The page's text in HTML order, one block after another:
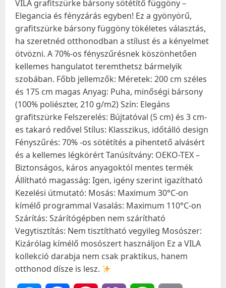
VILA grafitszürke bársony sötétítő függöny –
Elegancia és fényzárás egyben! Ez a gyönyörű,
grafitszürke bársony függöny tökéletes választás,
ha szeretnéd otthonodban a stílust és a kényelmet
ötvözni. A 70%-os fényszűrésnek köszönhetően
kellemes hangulatot teremthetsz bármelyik
szobában. Főbb jellemzők: Méretek: 200 cm széles
és 175 cm magas Anyag: Puha, minőségi bársony
(100% poliészter, 210 g/m2) Szín: Elegáns
grafitszürke Felszerelés: Bújtatóval (5 cm) és 3 cm-
es takaró redővel Stílus: Klasszikus, időtálló design
Fényszűrés: 70% -os sötétítés a pihentető alvásért
és a kellemes légkörért Tanúsítvány: OEKO-TEX –
Biztonságos, káros anyagoktól mentes termék
Állítható magasság: Igen, igény szerint igazítható
Kezelési útmutató: Mosás: Maximum 30°C-on
kímélő programmal Vasalás: Maximum 110°C-on
Szárítás: Szárítógépben nem szárítható
Vegytisztítás: Nem tisztítható vegyileg Mosószer:
Kizárólag kímélő mosószert használjon Ez a VILA
kollekció darabja nem csak praktikus, hanem
otthonod dísze is lesz.